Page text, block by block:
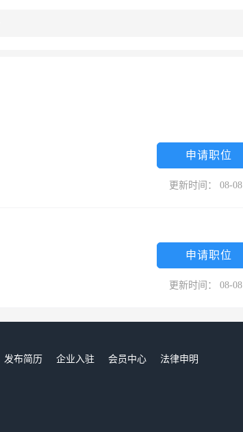
利店、传统杂食店销售。为消费者提供高品质的生
申请职位
更新时间： 08-08
申请职位
更新时间： 08-08
发布简历 企业入驻 会员中心
法律申明